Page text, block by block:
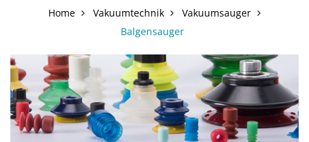
Home Vakuumtechnik
Vakuumsauger
Balgensauger